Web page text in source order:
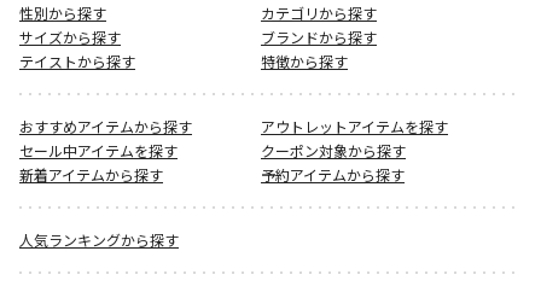
性別から探す
カテゴリから探す
サイズから探す
ブランドから探す
テイストから探す
特徴から探す
おすすめアイテムから探す
アウトレットアイテムを探す
セール中アイテムを探す
クーポン対象から探す
新着アイテムから探す
予約アイテムから探す
人気ランキングから探す